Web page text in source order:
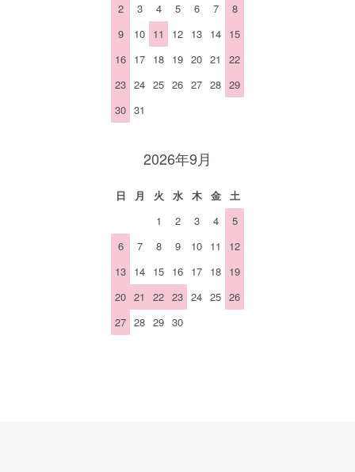
2
3 4 5 6 7
8
9
10 11 12 13 14 15
16 17 18 19 20 21
22
23 24 25 26 27 28 29
30 31
2026年9月
日 月 火 水 木 金
土
1
2 3 4
5
6
7 8 9 10 11
12
13 14 15 16 17 18 19
20 21 22 23 24 25 26
27 28 29 30